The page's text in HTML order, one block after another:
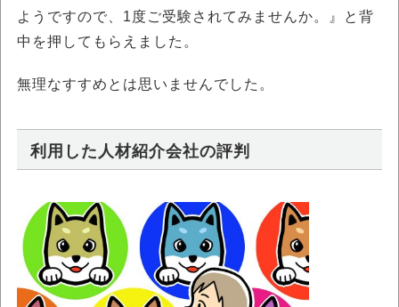
ようですので、1度ご受験されてみませんか。』と背
中を押してもらえました。
無理なすすめとは思いませんでした。
利用した人材紹介会社の評判